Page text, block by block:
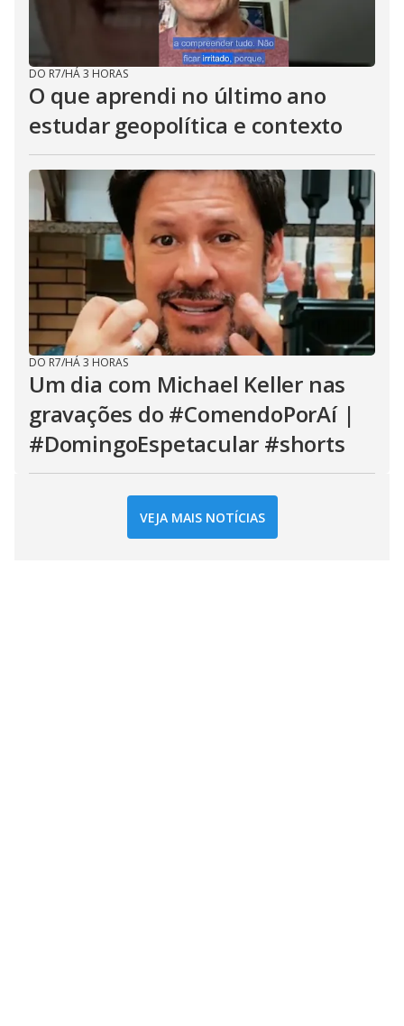
DO R7/HÁ 3 HORAS
O que aprendi no último ano
estudar geopolítica e contexto
DO R7/HÁ 3 HORAS
Um dia com Michael Keller nas
gravações do #ComendoPorAí |
#DomingoEspetacular #shorts
VEJA MAIS NOTÍCIAS